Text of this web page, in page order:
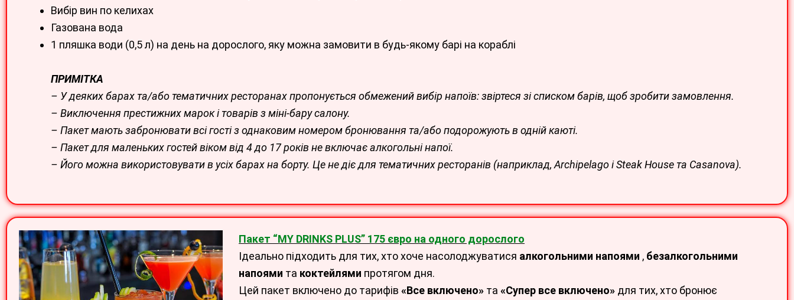
Вибір вин по келихах
Газована вода
1 пляшка води (0,5 л) на день на дорослого, яку можна замовити в будь-якому барі на кораблі
ПРИМІТКА
– У деяких барах та/або тематичних ресторанах пропонується обмежений вибір напоїв: звіртеся зі списком барів, щоб зробити замовлення.
– Виключення престижних марок і товарів з міні-бару салону.
– Пакет мають забронювати всі гості з однаковим номером бронювання та/або подорожують в одній каюті.
– Пакет для маленьких гостей віком від 4 до 17 років не включає алкогольні напої.
– Його можна використовувати в усіх барах на борту. Це не діє для тематичних ресторанів (наприклад, Archipelago і Steak House та Casanova).
Пакет “MY DRINKS PLUS” 175 євро на одного дорослого
Ідеально підходить для тих, хто хоче насолоджуватися алкогольними напоями , безалкогольними
напоями та коктейлями протягом дня.
Цей пакет включено до тарифів «Все включено» та «Супер все включено» для тих, хто бронює